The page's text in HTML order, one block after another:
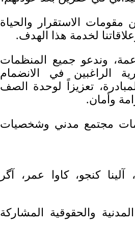
مقومات الاستقرار والحياة
لخدمة هذا الهدف.
وندعو جميع المنظمات
الراغبين في الانضمام
تعزيزاً لوحدة الصف
وأمان.
مجتمع مدني وشخصيات
كنجو، كاوا عمر، آگر
والحقوقية المشاركة